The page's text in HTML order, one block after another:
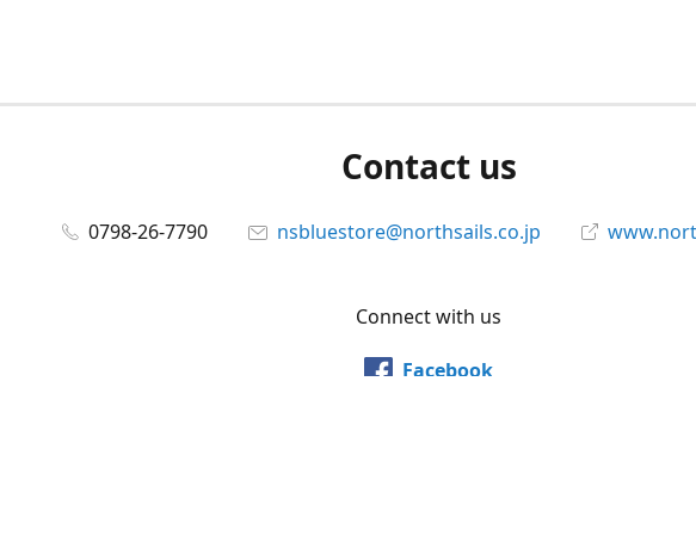
Contact us
0798-26-7790 nsbluestore@northsails.co.jp
Connect with us
Facebook